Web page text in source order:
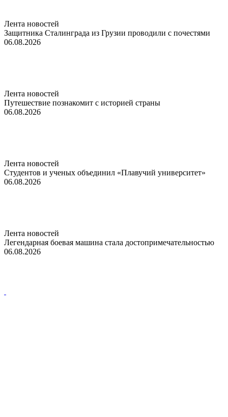
Лента новостей
Защитника Сталинграда из Грузии проводили с почестями
06.08.2026
Лента новостей
Путешествие познакомит с историей страны
06.08.2026
Лента новостей
Студентов и ученых объединил «Плавучий университет»
06.08.2026
Лента новостей
Легендарная боевая машина стала достопримечательностью
06.08.2026